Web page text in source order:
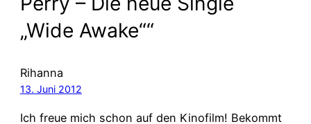
„Wide Awake““
Rihanna
13. Juni 2012
Ich freue mich schon auf den Kinofilm! Bekommt